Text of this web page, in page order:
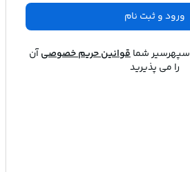
ورود و ثبت نام
سپهرسیرشماقوانین حریم خصوصیآن
را می پذیرید